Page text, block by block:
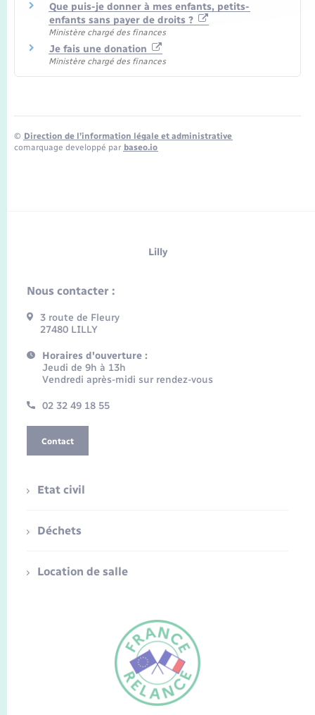
Que puis-je donner à mes enfants, petits-
enfants sans payer de droits ?
Ministère chargé des finances
Je fais une donation
Ministère chargé des finances
© Direction de l’information légale et administrative
comarquage developpé par baseo.io
Lilly
Nous contacter :
3 route de Fleury
27480 LILLY
Horaires d'ouverture :
Jeudi de 9h à 13h
Vendredi après-midi sur rendez-vous
02 32 49 18 55
Contact
Etat civil
Déchets
Location de salle